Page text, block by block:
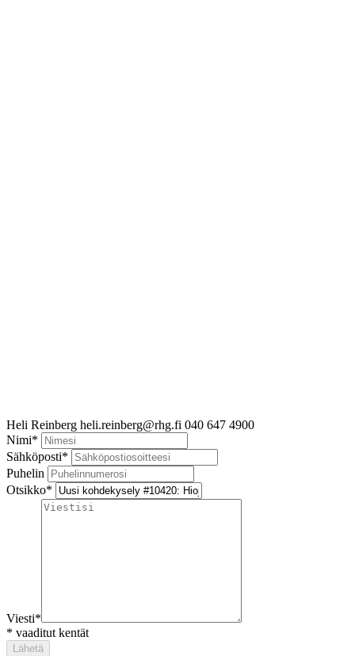
Heli Reinberg heli.reinberg@rhg.fi 040 647 4900
Nimi*
Sähköposti*
Puhelin
Otsikko*
Viesti*
* vaaditut kentät